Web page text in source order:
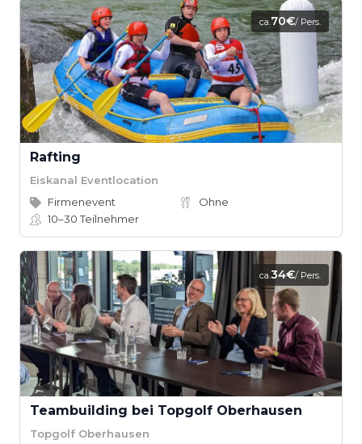
ca.70€/ Pers.
Rafting
Eiskanal Eventlocation
Firmenevent
Ohne
10–30Teilnehmer
ca.34€/ Pers.
Teambuilding bei Topgolf Oberhausen
Topgolf Oberhausen